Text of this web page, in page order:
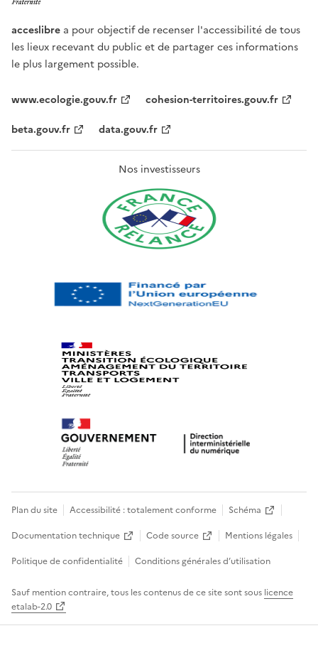
acceslibre a pour objectif de recenser l'accessibilité de tous
les lieux recevant du public et de partager ces informations
le plus largement possible.
www.ecologie.gouv.fr
cohesion-territoires.gouv.fr
beta.gouv.fr
data.gouv.fr
Nos investisseurs
Plan du site Accessibilité : totalement conforme
Schéma
Documentation technique
Code source
Mentions légales
Politique de confidentialité
Conditions générales d’utilisation
Sauf mention contraire, tous les contenus de ce site sont sous licence
etalab-2.0